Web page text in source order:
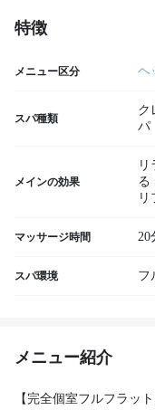
特徴
メニュー区分 ヘ
スパ種類
ク
パ
メインの効果
リ
る
リ
マッサージ時間 20
スパ環境 フ
メニュー紹介
【完全個室フルフラッ